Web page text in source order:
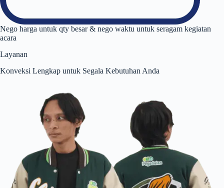
Nego harga untuk qty besar & nego waktu untuk seragam kegiatan
acara
Layanan
Konveksi Lengkap untuk Segala Kebutuhan Anda